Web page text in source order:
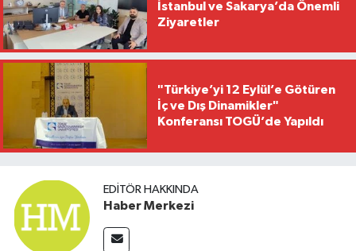
İstanbul ve Sakarya’da Önemli
Ziyaretler
"Türkiye’yi 12 Eylül’e Götüren
İç ve Dış Dinamikler"
Konferansı TOGÜ’de Yapıldı
EDITÖR HAKKINDA
Haber Merkezi